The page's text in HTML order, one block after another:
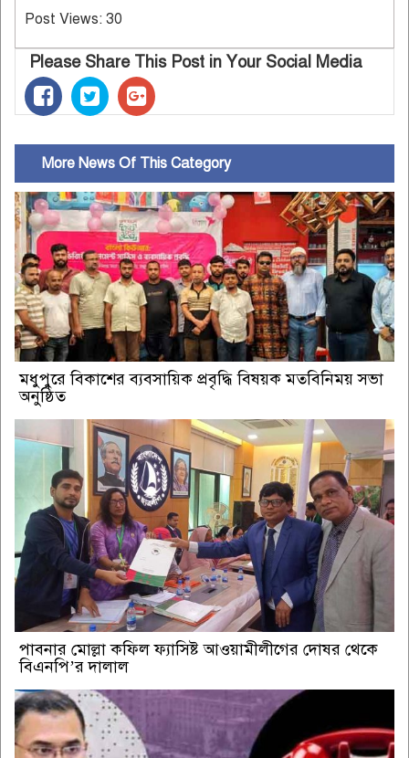
Post Views: 30
Please Share This Post in Your Social Media
More News Of This Category
মধুপুরে বিকাশের ব্যবসায়িক প্রবৃদ্ধি বিষয়ক মতবিনিময় সভা
অনুষ্ঠিত
পাবনার মোল্লা কফিল ফ্যাসিষ্ট আওয়ামীলীগের দোষর থেকে
বিএনপি’র দালাল